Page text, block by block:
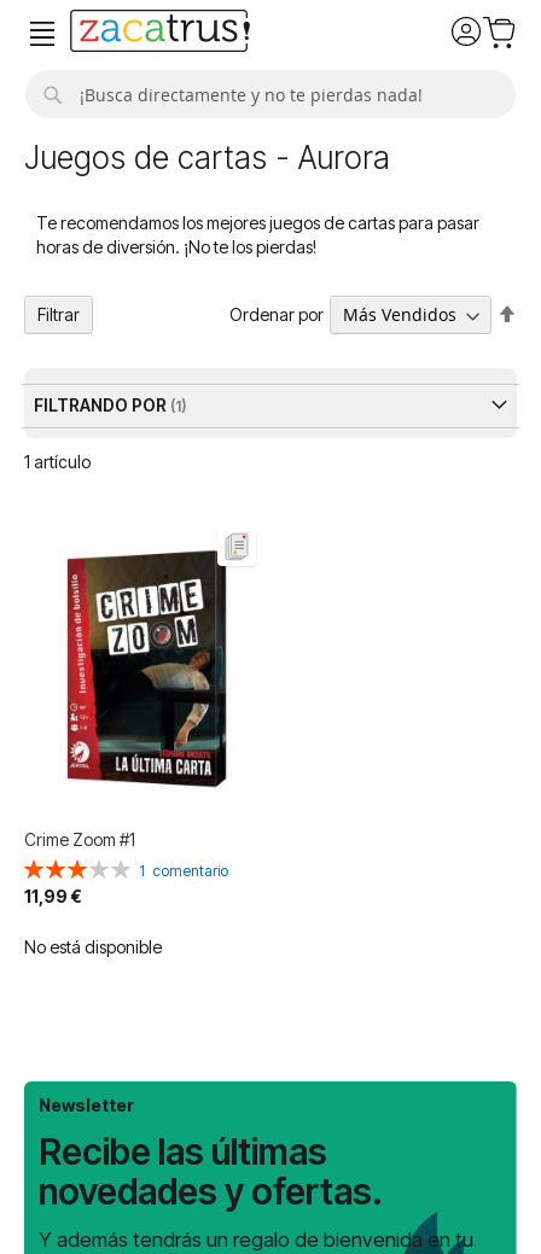
Juegos de cartas - Aurora
Te recomendamos los mejores juegos de cartas para pasar
horas de diversión. ¡No te los pierdas!
1 artículo
Ordenar por
Crime Zoom #1
Valoración:
60%
1 comentario
11,99 €
No está disponible
Filtrar
FILTRANDO POR
Newsletter
Recibe las últimas
novedades y ofertas.
Y además tendrás un regalo de bienvenida en tu